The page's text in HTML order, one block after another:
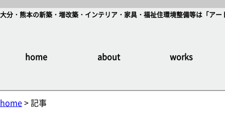
大分・熊本の新築・増改築・インテリア・家具・福祉住環境整備等は「ア
home about works
home > 記事